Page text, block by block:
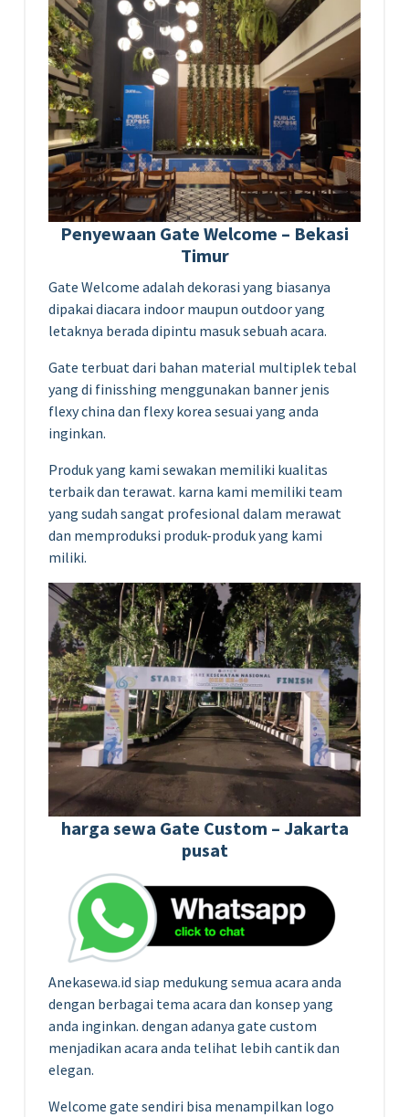
Penyewaan Gate Welcome – Bekasi
Timur
Gate Welcome adalah dekorasi yang biasanya
dipakai diacara indoor maupun outdoor yang
letaknya berada dipintu masuk sebuah acara.
Gate terbuat dari bahan material multiplek tebal
yang di finisshing menggunakan banner jenis
flexy china dan flexy korea sesuai yang anda
inginkan.
Produk yang kami sewakan memiliki kualitas
terbaik dan terawat. karna kami memiliki team
yang sudah sangat profesional dalam merawat
dan memproduksi produk-produk yang kami
miliki.
harga sewa Gate Custom – Jakarta
pusat
Anekasewa.id siap medukung semua acara anda
dengan berbagai tema acara dan konsep yang
anda inginkan. dengan adanya gate custom
menjadikan acara anda telihat lebih cantik dan
elegan.
Welcome gate sendiri bisa menampilkan logo